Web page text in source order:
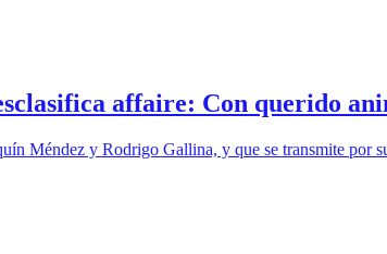
affaire: Con querido
Méndez y Rodrigo Gallina, y que se transmite por